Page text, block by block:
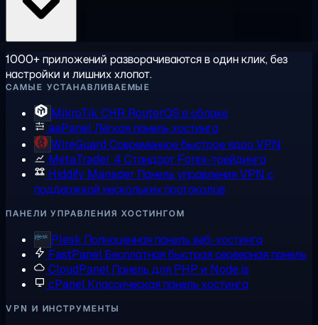
1000+ приложений разворачиваются в один клик, без
настройки и лишних хлопот.
САМЫЕ УСТАНАВЛИВАЕМЫЕ
MikroTik CHR RouterOS в облаке
aaPanelЛёгкая панель хостинга
WireGuard Современное быстрое ядро VPN
MetaTrader 4 Стандарт Forex-трейдинга
Hiddify Manager Панель управления VPN с
поддержкой нескольких протоколов
ПАНЕЛИ УПРАВЛЕНИЯ ХОСТИНГОМ
Plesk Полноценная панель веб-хостинга
FastPanelБесплатная быстрая серверная панель
CloudPanel Панель для PHP и Node.js
cPanelКлассическая панель хостинга
VPN И ИНСТРУМЕНТЫ